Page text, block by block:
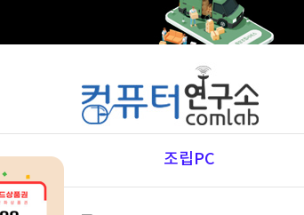
조립PC